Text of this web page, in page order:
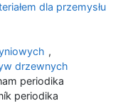
dla przemysłu
,
drzewnych
periodika
periodika